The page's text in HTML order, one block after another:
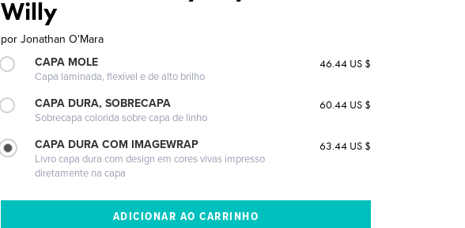
Willy
por Jonathan O'Mara
CAPA MOLE
Capa laminada, flexível e de alto brilho
46.44 US $
CAPA DURA, SOBRECAPA
Sobrecapa colorida sobre capa de linho
60.44 US $
CAPA DURA COM IMAGEWRAP
Livro capa dura com design em cores vivas impresso
diretamente na capa
63.44 US $